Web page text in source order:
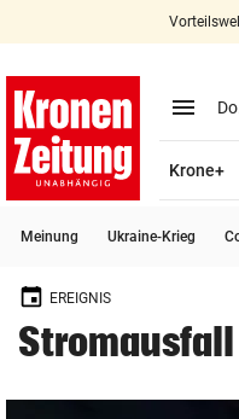
account_circle Anmelden
bookmark
Suchbegriff
menu
Krone+
Meinung Ukraine-Krieg
EREIGNIS